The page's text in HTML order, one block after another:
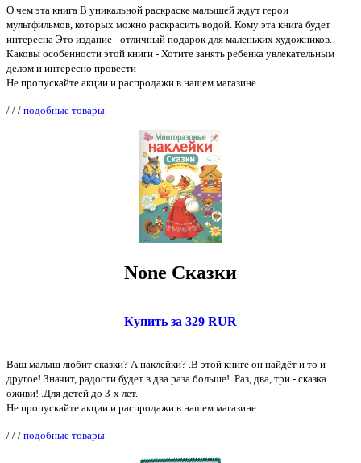
О чем эта книга В уникальной раскраске малышей ждут герои
мультфильмов, которых можно раскрасить водой. Кому эта книга будет
интересна Это издание - отличный подарок для маленьких художников.
Каковы особенности этой книги - Хотите занять ребенка увлекательным
делом и интересно провести
Не пропускайте акции и распродажи в нашем магазине.
/ / / подобные товары
None Сказки
Купить за 329 RUR
Ваш малыш любит сказки? А наклейки? .В этой книге он найдёт и то и
другое! Значит, радости будет в два раза больше! .Раз, два, три - сказка
оживи! .Для детей до 3-х лет.
Не пропускайте акции и распродажи в нашем магазине.
/ / / подобные товары